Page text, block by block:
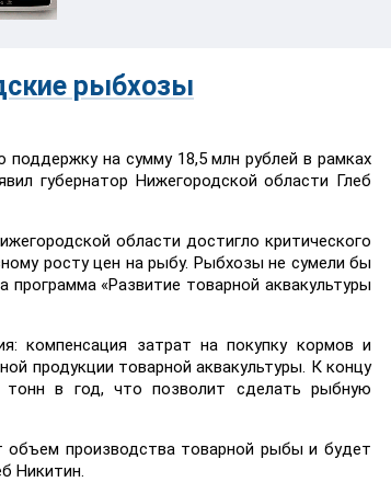
рыбхозы
на сумму 18,5 млн рублей в рамках
губернатор Нижегородской области Глеб
области достигло критического
росту цен на рыбу. Рыбхозы не сумели бы
«Развитие товарной аквакультуры
компенсация затрат на покупку кормов и
продукции товарной аквакультуры. К концу
тонн в год, что позволит сделать рыбную
объем производства товарной рыбы и будет
Никитин.